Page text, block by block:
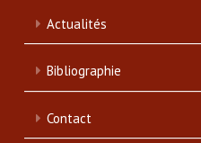
Actualités
Bibliographie
Contact